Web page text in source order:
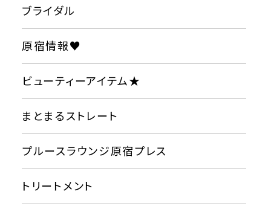
ブライダル
原宿情報♥
ビューティーアイテム★
まとまるストレート
プルースラウンジ原宿プレス
トリートメント